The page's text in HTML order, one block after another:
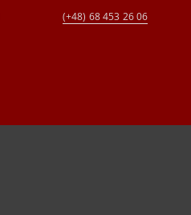
(+48) 68 453 26 06